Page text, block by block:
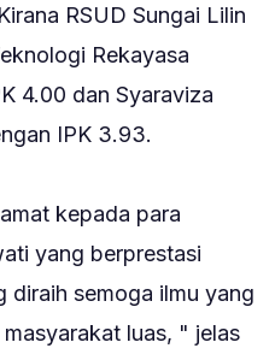
RSUD Sungai Lilin
Rekayasa
4.00 dan Syaraviza
IPK 3.93.
kepada para
yang berprestasi
diraih semoga ilmu yang
luas, " jelas